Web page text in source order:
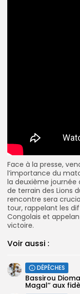
Face à la presse,
l’importance du
la deuxième journée
de terrain des Lions
rencontre sera
tour, rappelant les
Congolais et
victoire.
Voir aussi :
DÉPÊCHES
Bassirou
Magal’’ aux